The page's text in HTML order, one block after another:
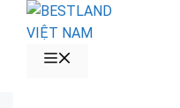
Chuyển